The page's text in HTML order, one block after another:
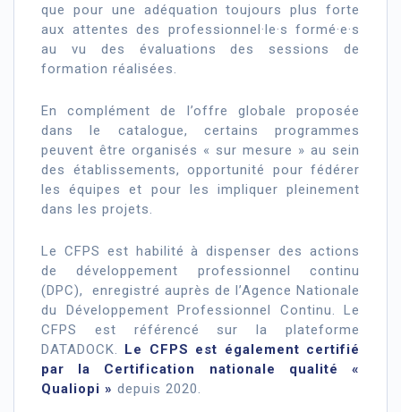
que pour une adéquation toujours plus forte
aux attentes des professionnel·le·s formé·e·s
au vu des évaluations des sessions de
formation réalisées.
En complément de l’offre globale proposée
dans le catalogue, certains programmes
peuvent être organisés « sur mesure » au sein
des établissements, opportunité pour fédérer
les équipes et pour les impliquer pleinement
dans les projets.
Le CFPS est habilité à dispenser des actions
de développement professionnel continu
(DPC), enregistré auprès de l’Agence Nationale
du Développement Professionnel Continu. Le
CFPS est référencé sur la plateforme
DATADOCK. Le CFPS est également certifié
par la Certification nationale qualité «
Qualiopi » depuis 2020.